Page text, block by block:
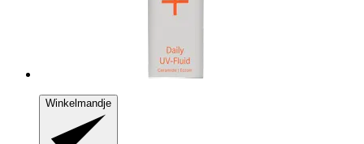
Winkelmandje